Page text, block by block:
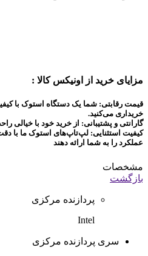
مزایای خرید از اونیکس کالا :
قیمت رقابتی: شما یک دستگاه استوک با
خریداری می‌کنید.
گارانتی و پشتیبانی: از خرید خود با خیالی
کیفیت استثنایی: لپ‌تاپ‌های استوک ما با
عملکرد را به شما ارائه دهند
مشخصات
بازگشت
پردازنده مرکزی
Intel
سری پردازنده مرکزی